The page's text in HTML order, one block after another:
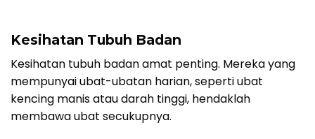
Kesihatan Tubuh Badan
Kesihatan tubuh badan amat penting. Mereka yang
mempunyai ubat-ubatan harian, seperti ubat
kencing manis atau darah tinggi, hendaklah
membawa ubat secukupnya.